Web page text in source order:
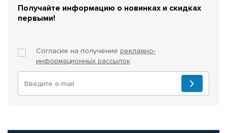
Получайте информацию о новинках и скидках
первыми!
Согласие на получение рекламно-
информационных рассылок